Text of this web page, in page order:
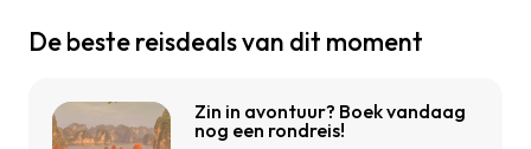
De beste reisdeals van dit moment
Zin in avontuur? Boek vandaag
nog een rondreis!